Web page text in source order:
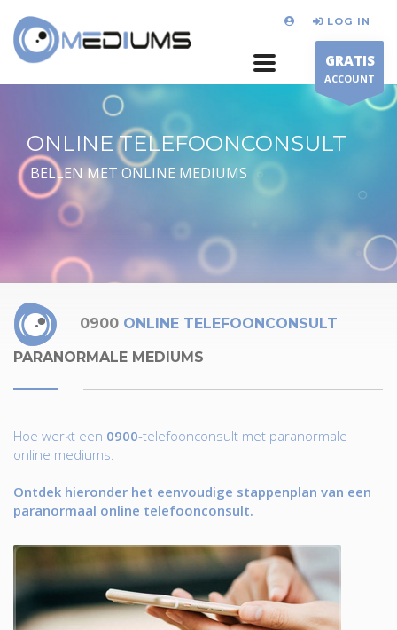
LOG IN
GRATIS
ACCOUNT
ONLINE TELEFOONCONSULT
BELLEN MET ONLINE MEDIUMS
0900 ONLINE TELEFOONCONSULT
PARANORMALE MEDIUMS
Hoe werkt een 0900-telefoonconsult met paranormale
online mediums.
Ontdek hieronder het eenvoudige stappenplan van een
paranormaal online telefoonconsult.